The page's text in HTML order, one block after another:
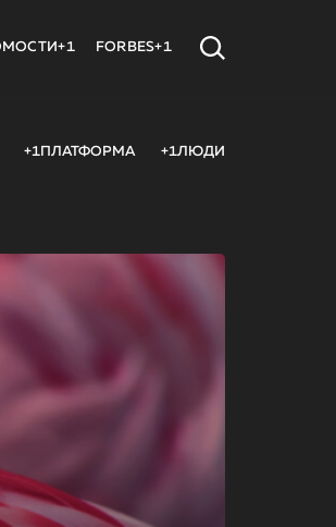
FORBES+1
+1ПЛАТФОРМА +1ЛЮДИ